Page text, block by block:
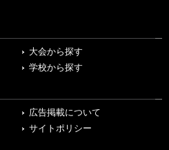
大会から探す
学校から探す
広告掲載について
サイトポリシー